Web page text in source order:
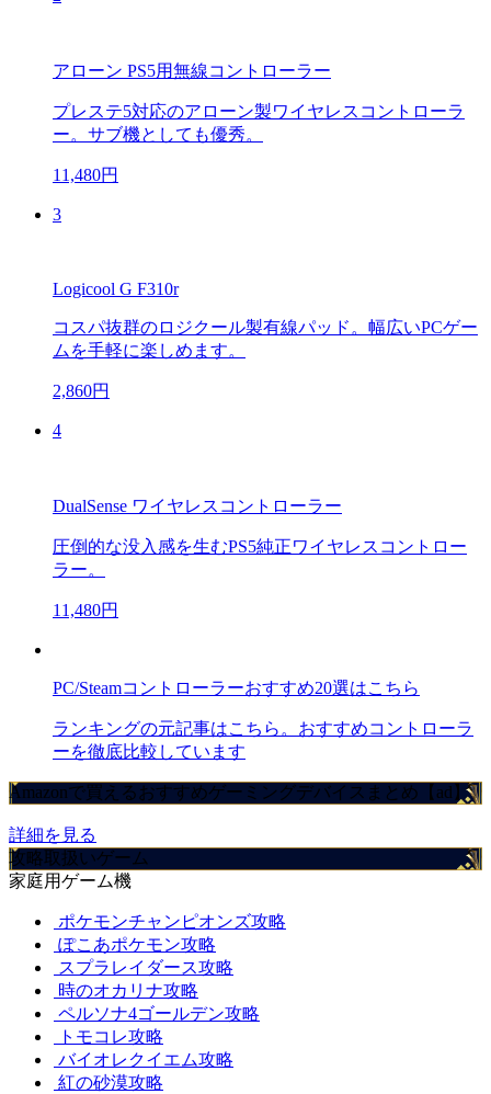
アローン PS5用無線コントローラー
プレステ5対応のアローン製ワイヤレスコントローラ
ー。サブ機としても優秀。
11,480円
3
Logicool G F310r
コスパ抜群のロジクール製有線パッド。幅広いPCゲー
ムを手軽に楽しめます。
2,860円
4
DualSense ワイヤレスコントローラー
圧倒的な没入感を生むPS5純正ワイヤレスコントロー
ラー。
11,480円
PC/Steamコントローラーおすすめ20選はこちら
ランキングの元記事はこちら。おすすめコントローラ
ーを徹底比較しています
Amazonで買えるおすすめゲーミングデバイスまとめ【ad】
詳細を見る
攻略取扱いゲーム
家庭用ゲーム機
ポケモンチャンピオンズ攻略
ぽこあポケモン攻略
スプラレイダース攻略
時のオカリナ攻略
ペルソナ4ゴールデン攻略
トモコレ攻略
バイオレクイエム攻略
紅の砂漠攻略